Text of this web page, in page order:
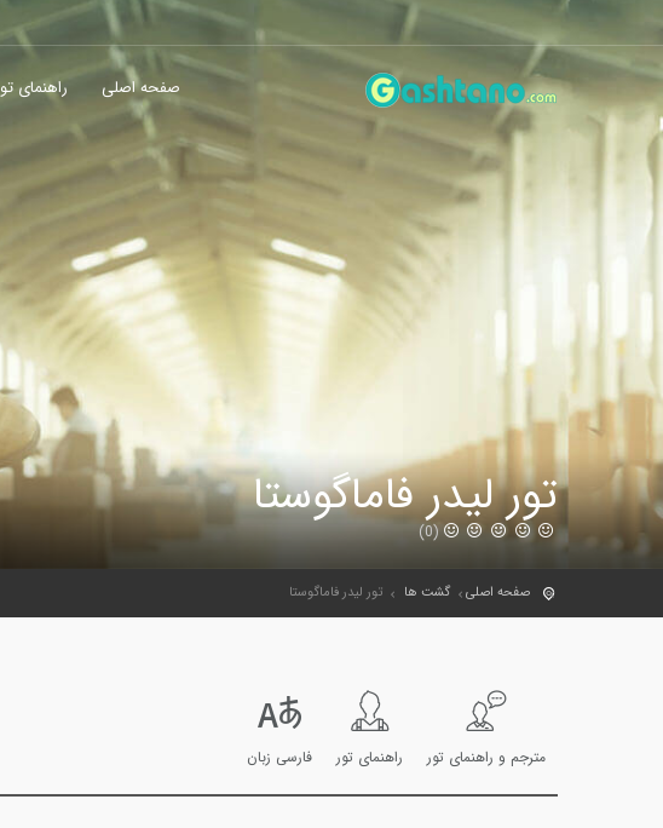
صفحه اصلی راهنمای
تور لیدر فاماگوستا
(0)
صفحه اصلی گشت ها تور لیدر فاماگوستا
مترجم و راهنمای تور راهنمای تور فارسی زبان